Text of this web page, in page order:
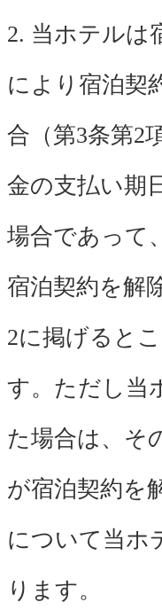
2. 当ホテルは
により宿泊契
合（第3条第2
金の支払い期
場合であって
宿泊契約を解
2に掲げると
す。ただし当
た場合は、そ
が宿泊契約を
について当ホ
ります。